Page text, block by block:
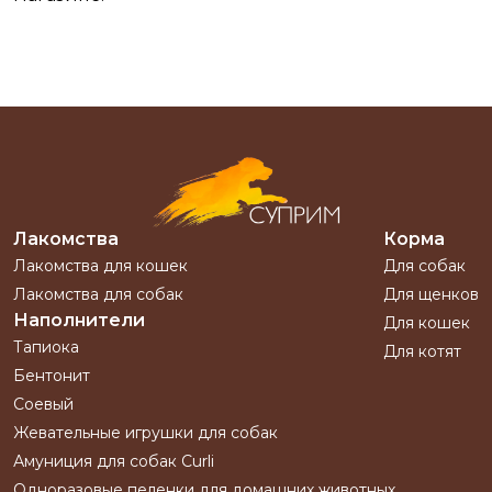
Лакомства
Лакомства для кошек
Лакомства для собак
Наполнители
Тапиока
Бентонит
Соевый
Корма
Для собак
Для щенков
Для кошек
Для котят
Жевательные игрушки для собак
Амуниция для собак Curli